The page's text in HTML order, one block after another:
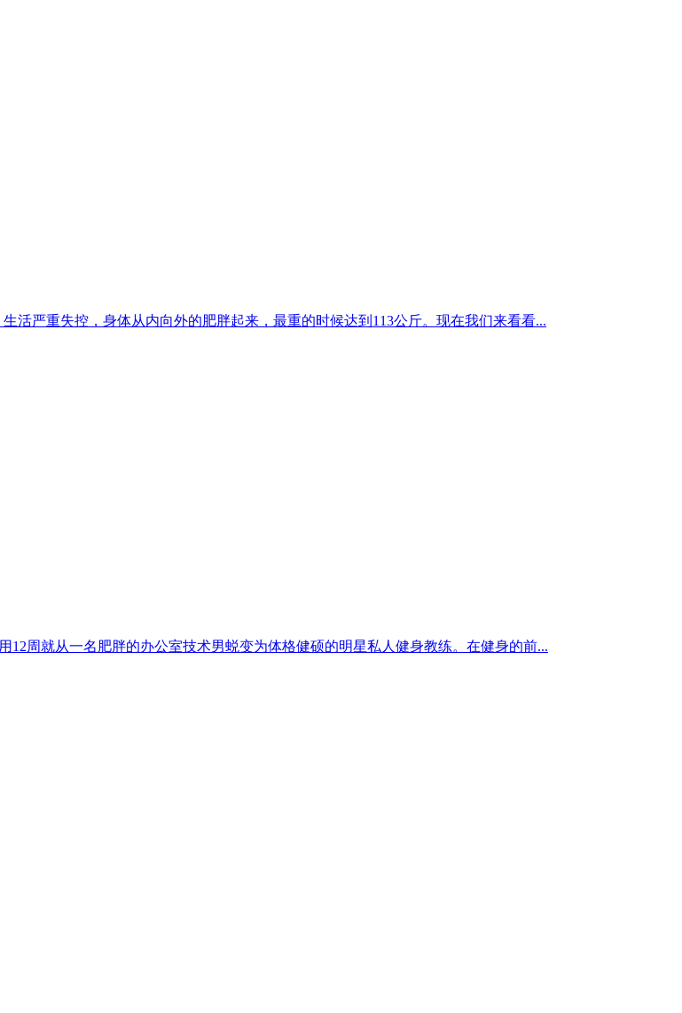
活严重失控，身体从内向外的肥胖起来，最重的时候达到113公斤。现在我们来看看...
12周就从一名肥胖的办公室技术男蜕变为体格健硕的明星私人健身教练。在健身的前...